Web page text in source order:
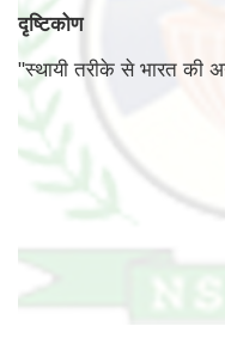
दृष्टिकोण
"स्थायी तरीके से भारत की